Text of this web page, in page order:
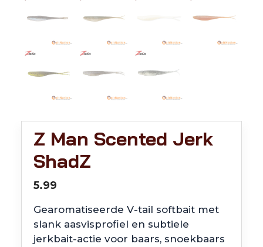
Z Man Scented Jerk
ShadZ
5.99
Gearomatiseerde V-tail softbait met
slank aasvisprofiel en subtiele
jerkbait-actie voor baars, snoekbaars